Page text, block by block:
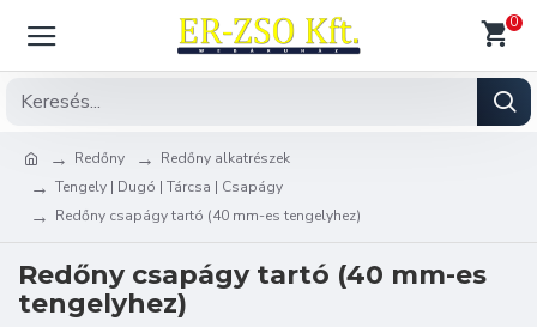
0
Redőny
Redőny alkatrészek
Tengely | Dugó | Tárcsa | Csapágy
Redőny csapágy tartó (40 mm-es tengelyhez)
Redőny csapágy tartó (40 mm-es
tengelyhez)